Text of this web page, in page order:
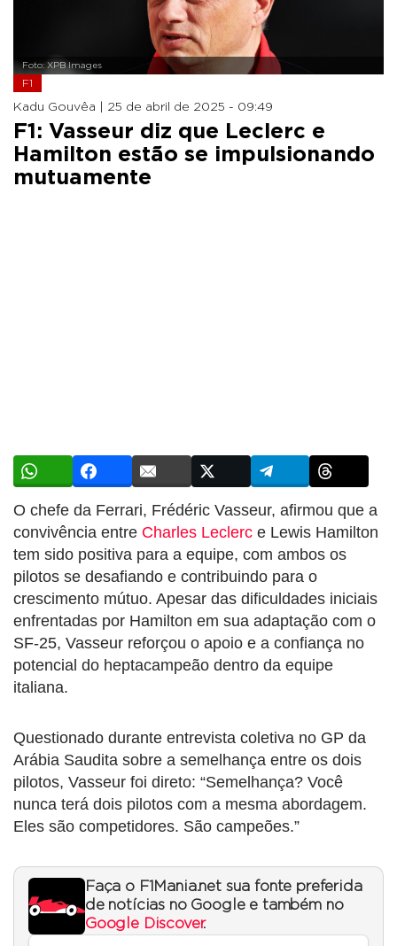
Foto: XPB Images
F1
Kadu Gouvêa | 25 de abril de 2025 - 09:49
F1: Vasseur diz que Leclerc e
Hamilton estão se impulsionando
mutuamente
O chefe da Ferrari, Frédéric Vasseur, afirmou que a
convivência entre Charles Leclerc e Lewis Hamilton
tem sido positiva para a equipe, com ambos os
pilotos se desafiando e contribuindo para o
crescimento mútuo. Apesar das dificuldades iniciais
enfrentadas por Hamilton em sua adaptação com o
SF-25, Vasseur reforçou o apoio e a confiança no
potencial do heptacampeão dentro da equipe
italiana.
Questionado durante entrevista coletiva no GP da
Arábia Saudita sobre a semelhança entre os dois
pilotos, Vasseur foi direto: “Semelhança? Você
nunca terá dois pilotos com a mesma abordagem.
Eles são competidores. São campeões.”
Faça o F1Mania.net sua fonte preferida
de notícias no Google e também no
Google Discover.